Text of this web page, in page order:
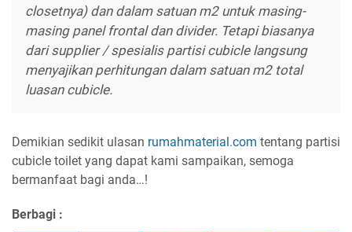
closetnya) dan dalam satuan m2 untuk masing-
masing panel frontal dan divider. Tetapi biasanya
dari supplier / spesialis partisi cubicle langsung
menyajikan perhitungan dalam satuan m2 total
luasan cubicle.
Demikian sedikit ulasan rumahmaterial.com tentang partisi
cubicle toilet yang dapat kami sampaikan, semoga
bermanfaat bagi anda…!
Berbagi :